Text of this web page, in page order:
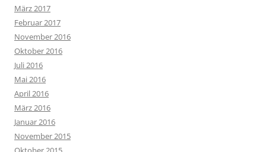
März 2017
Februar 2017
November 2016
Oktober 2016
Juli 2016
Mai 2016
April 2016
März 2016
Januar 2016
November 2015